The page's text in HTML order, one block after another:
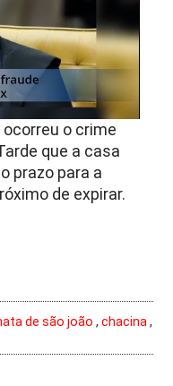
o crime
que a casa
prazo para a
de expirar.
de são joão ,chacina ,